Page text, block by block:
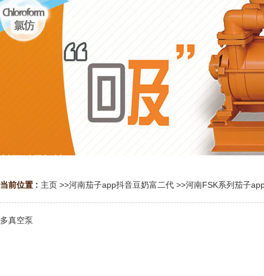
当前位置 : 主页 >>河南茄子app抖音豆奶富二代 >>河南FSK系列茄子
多真空泵